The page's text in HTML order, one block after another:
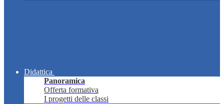
Didattica
Panoramica
Offerta formativa
I progetti delle classi